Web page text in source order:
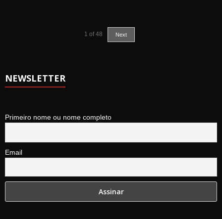
1 of 48 Next
NEWSLETTER
Primeiro nome ou nome completo
Email